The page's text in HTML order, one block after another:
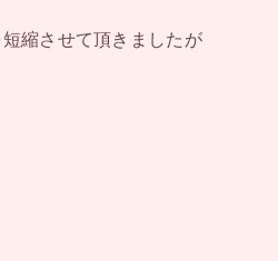
縮させて頂きましたが